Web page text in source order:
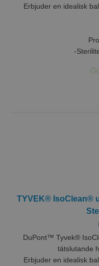
Erbjuder en idealisk
-
TYVEK® IsoClean®
DuPont™ Tyvek®
tätslutande
Erbjuder en idealisk